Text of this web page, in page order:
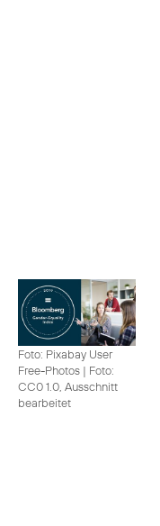
Foto: Pixabay User
Free-Photos | Foto:
CC0 1.0, Ausschnitt
bearbeitet